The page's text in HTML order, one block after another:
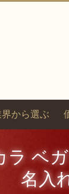
界から選ぶ
ラ ベ
名入